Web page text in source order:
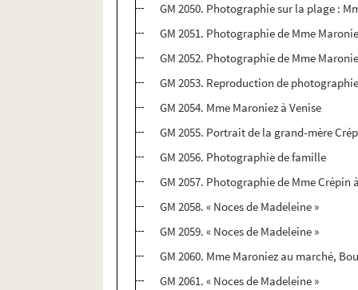
GM 2050. Photographie sur la plage :
GM 2051. Photographie de Mme
GM 2052. Photographie de Mme
GM 2053. Reproduction de
GM 2054. Mme Maroniez à Venise
GM 2055. Portrait de la grand-mère
GM 2056. Photographie de famille
GM 2057. Photographie de Mme Crépin
GM 2058. « Noces de Madeleine »
GM 2059. « Noces de Madeleine »
GM 2060. Mme Maroniez au marché,
GM 2061. « Noces de Madeleine »